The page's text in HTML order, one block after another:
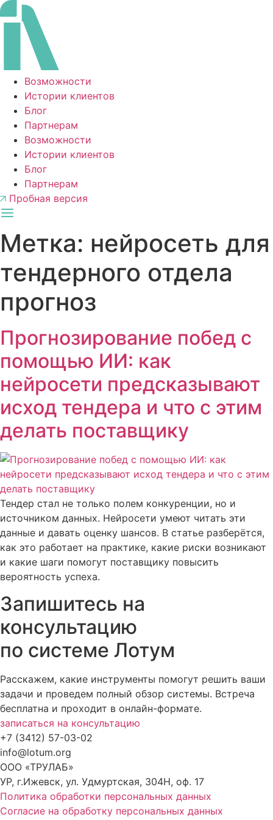
Перейти
к
содержимому
Возможности
Истории клиентов
Блог
Партнерам
Возможности
Истории клиентов
Блог
Партнерам
Пробная версия
Метка: нейросеть для
тендерного отдела
прогноз
Прогнозирование побед с
помощью ИИ: как
нейросети предсказывают
исход тендера и что с этим
делать поставщику
Тендер стал не только полем конкуренции, но и
источником данных. Нейросети умеют читать эти
данные и давать оценку шансов. В статье разберётся,
как это работает на практике, какие риски возникают
и какие шаги помогут поставщику повысить
вероятность успеха.
Запишитесь на
консультацию
по системе Лотум
Расскажем, какие инструменты помогут решить ваши
задачи и проведем полный обзор системы. Встреча
бесплатна и проходит в онлайн-формате.
записаться на консультацию
+7 (3412) 57-03-02
info@lotum.org
ООО «ТРУЛАБ»
УР, г.Ижевск, ул. Удмуртская, 304Н, оф. 17
Политика обработки персональных данных
Согласие на обработку персональных данных